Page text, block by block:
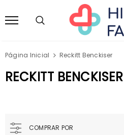
Página Inicial Reckitt Benckiser
RECKITT BENCKISER
COMPRAR POR